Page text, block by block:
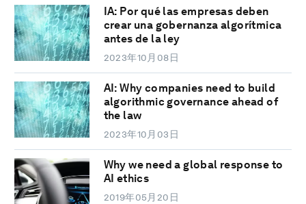
IA: Por qué las empresas deben
crear una gobernanza algorítmica
antes de la ley
2023年10月08日
AI: Why companies need to build
algorithmic governance ahead of
the law
2023年10月03日
Why we need a global response to
AI ethics
2019年05月20日